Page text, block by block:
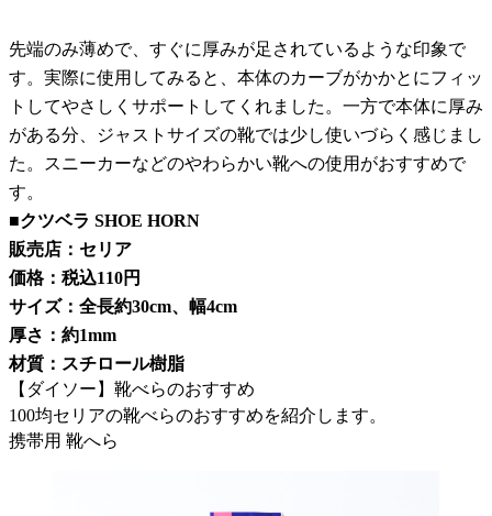
先端のみ薄めで、すぐに厚みが足されているような印象で
す。実際に使用してみると、本体のカーブがかかとにフィッ
トしてやさしくサポートしてくれました。一方で本体に厚み
がある分、ジャストサイズの靴では少し使いづらく感じまし
た。スニーカーなどのやわらかい靴への使用がおすすめで
す。
■クツベラ SHOE HORN
販売店：セリア
価格：税込110円
サイズ：全長約30cm、幅4cm
厚さ：約1mm
材質：スチロール樹脂
【ダイソー】靴べらのおすすめ
100均セリアの靴べらのおすすめを紹介します。
携帯用 靴へら